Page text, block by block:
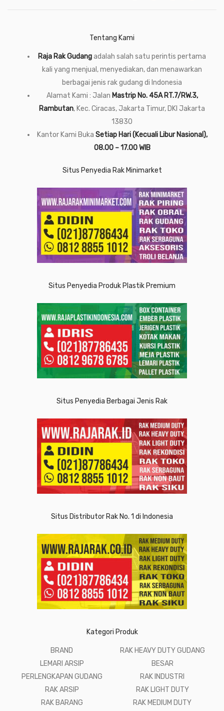
Tentang Kami
Raja Rak Gudangadalah salah satu perintis pertama
kali yang menjual, menyediakan, dan menawarkan
berbagai jenis rak gudang di Indonesia
Alamat Kami : Jalan Mastrip No. 45A RT.7/RW.3,
Rambutan, Kec. Ciracas, Jakarta Timur, DKI Jakarta
13830
Kantor Kami Buka Setiap Hari (Kecuali Libur Nasional),
08.00 – 17.00 WIB
Situs Penyedia Rak Minimarket
Situs Penyedia Produk Plastik Premium
Situs Penyedia Berbagai Jenis Rak
Situs Distributor Rak No. 1 di Indonesia
Kategori Produk
BRAND
LEMARI ARSIP
PERLENGKAPAN GUDANG
RAK ARSIP
RAK BARANG
RAK HEAVY DUTY GUDANG
BESAR
RAK INDUSTRI
RAK LIGHT DUTY
RAK MEDIUM DUTY